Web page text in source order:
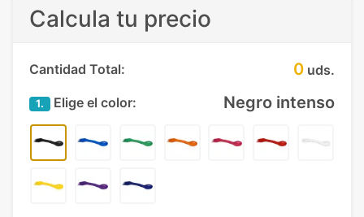
Calcula tu precio
Cantidad Total: 0 uds.
1. Elige el color: Negro intenso